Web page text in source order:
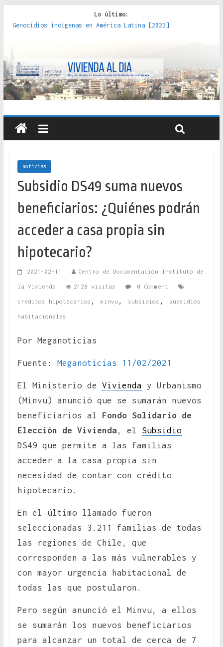
Lo último:
Genocidios indígenas en América Latina [2023]
políticas, prácticas y representaciones [2022]
crítica de las fronteras latinoamericanas [2020]
Criterios técnicos para una vivienda adecuada [2019]
Red de consultorios de la Caja del Seguro Obrero en
Santiago : un patrimonio emblemático [2014]
noticias
Subsidio DS49 suma nuevos
beneficiarios: ¿Quiénes podrán
acceder a casa propia sin
hipotecario?
2021-02-11 Centro de Documentación Instituto de
la Vivienda 2128 visitas 0 Comment
creditos hipotecarios , minvu , subsidios , subsidios
habitacionales
Por Meganoticias
Fuente: Meganoticias 11/02/2021
El Ministerio de Vivienda y Urbanismo
(Minvu) anunció que se sumarán nuevos
beneficiarios al Fondo Solidario de
Elección de Vivienda , el Subsidio
DS49 que permite a las familias
acceder a la casa propia sin
necesidad de contar con crédito
hipotecario.
En el último llamado fueron
seleccionadas 3.211 familias de todas
las regiones de Chile, que
corresponden a las más vulnerables y
con mayor urgencia habitacional de
todas las que postularon.
Pero según anunció el Minvu, a ellos
se sumarán los nuevos beneficiarios
para alcanzar un total de cerca de 7